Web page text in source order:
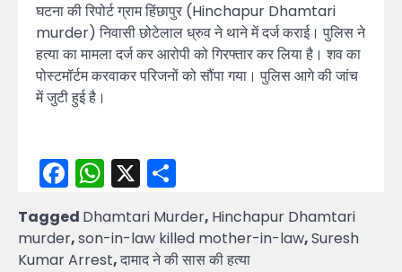
घटना की रिपोर्ट ग्राम हिंछापुर (Hinchapur Dhamtari
murder) निवासी छोटेलाल ध्रुव ने थाने में दर्ज कराई। पुलिस ने
हत्या का मामला दर्ज कर आरोपी को गिरफ्तार कर लिया है। शव का
पोस्टमॉर्टम करवाकर परिजनों को सौंपा गया। पुलिस आगे की जांच
में जुटी हुई है।
Facebook
WhatsApp
X
Tagged Dhamtari Murder, Hinchapur Dhamtari
murder,son-in-law killed mother-in-law,Suresh
Kumar Arrest,दामाद ने की सास की हत्या